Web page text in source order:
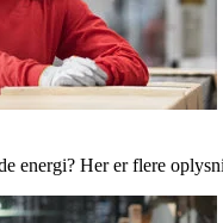
energi? Her er flere